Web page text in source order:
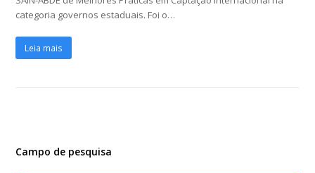
categoria governos estaduais. Foi o…
Leia mais
Campo de pesquisa